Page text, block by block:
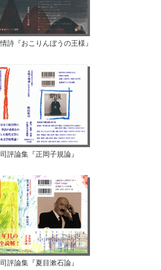
詩『おこりんぼうの王様』
評論集『正岡子規論』
評論集『夏目漱石論』